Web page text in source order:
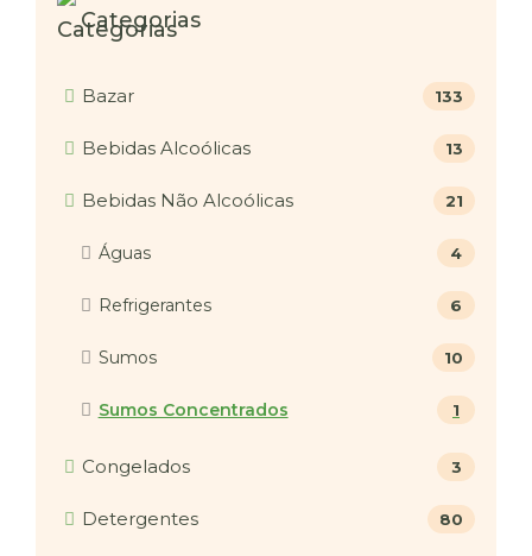
Categorias
Bazar 133
Bebidas Alcoólicas 13
Bebidas Não Alcoólicas 21
Águas 4
Refrigerantes 6
Sumos 10
Sumos Concentrados 1
Congelados 3
Detergentes 80